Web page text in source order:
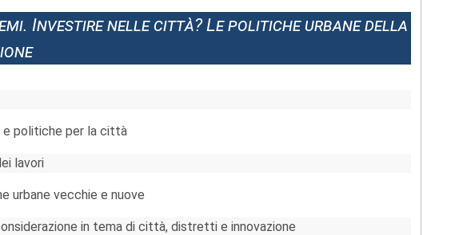
Investire nelle città? Le politiche urbane della
e politiche per la città
lavori
urbane vecchie e nuove
in tema di città, distretti e innovazione